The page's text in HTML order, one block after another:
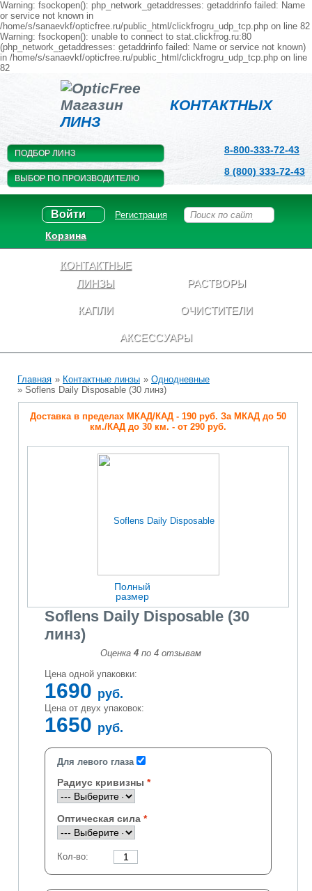
Warning: fsockopen(): php_network_getaddresses: getaddrinfo failed: Name
or service not known in
/home/s/sanaevkf/opticfree.ru/public_html/clickfrogru_udp_tcp.php on line 82
Warning: fsockopen(): unable to connect to stat.clickfrog.ru:80
(php_network_getaddresses: getaddrinfo failed: Name or service not known)
in /home/s/sanaevkf/opticfree.ru/public_html/clickfrogru_udp_tcp.php on line
82
Магазин КОНТАКТНЫХ
ЛИНЗ
ПОДБОР ЛИНЗ
ВЫБОР ПО ПРОИЗВОДИТЕЛЮ
8-800-333-72-43
8 (800) 333-72-43
Войти Регистрация
Корзина
КОНТАКТНЫЕ
ЛИНЗЫ
РАСТВОРЫ
КАПЛИ ОЧИСТИТЕЛИ
АКСЕССУАРЫ
Главная » Контактные линзы » Однодневные
» Soflens Daily Disposable (30 линз)
Доставка в пределах МКАД/КАД - 190 руб. За МКАД до 50
км./КАД до 30 км. - от 290 руб.
Полный
размер
Soflens Daily Disposable (30
линз)
Оценка 4 по 4 отзывам
Цена одной упаковки:
1690 руб.
Цена от двух упаковок:
1650 руб.
Для левого глаза
Радиус кривизны
Оптическая сила
Кол-во: